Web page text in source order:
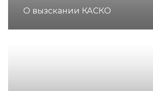
О вызскании КАСКО